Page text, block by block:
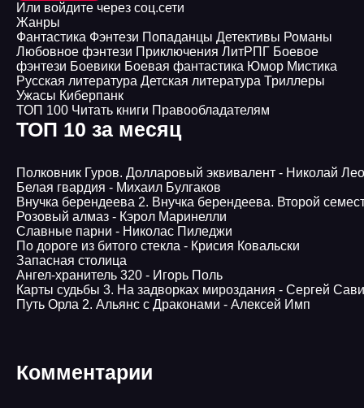
Или войдите через соц.сети
Жанры
Фантастика Фэнтези Попаданцы Детективы Романы
Любовное фэнтези Приключения ЛитРПГ Боевое
фэнтези Боевики Боевая фантастика Юмор Мистика
Русская литература Детская литература Триллеры
Ужасы Киберпанк
ТОП 100 Читать книги Правообладателям
ТОП 10 за месяц
Полковник Гуров. Долларовый эквивалент - Николай
Белая гвардия - Михаил Булгаков
Внучка берендеева 2. Внучка берендеева. Второй
Розовый алмаз - Кэрол Маринелли
Славные парни - Николас Пиледжи
По дороге из битого стекла - Крисия Ковальски
Запасная столица
Ангел-хранитель 320 - Игорь Поль
Карты судьбы 3. На задворках мироздания - Сергей
Путь Орла 2. Альянс с Драконами - Алексей Имп
Комментарии